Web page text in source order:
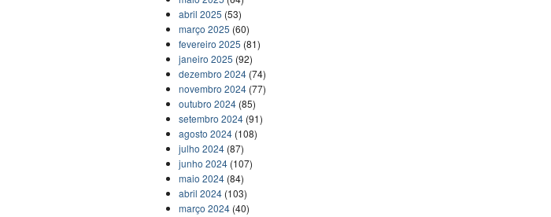
abril 2025 (53)
março 2025 (60)
fevereiro 2025 (81)
janeiro 2025 (92)
dezembro 2024 (74)
novembro 2024 (77)
outubro 2024 (85)
setembro 2024 (91)
agosto 2024 (108)
julho 2024 (87)
junho 2024 (107)
maio 2024 (84)
abril 2024 (103)
março 2024 (40)